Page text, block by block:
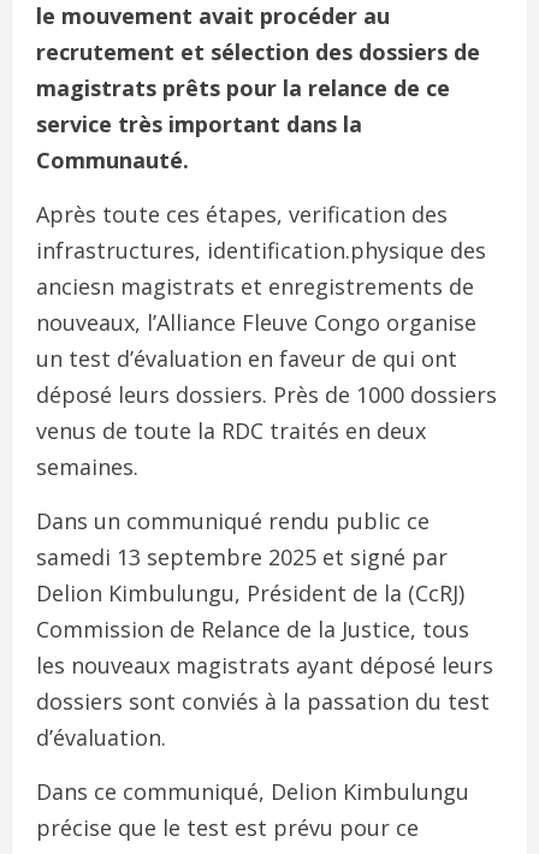
le mouvement avait procéder au
recrutement et sélection des dossiers de
magistrats prêts pour la relance de ce
service très important dans la
Communauté.
Après toute ces étapes, verification des
infrastructures, identification.physique des
anciesn magistrats et enregistrements de
nouveaux, l’Alliance Fleuve Congo organise
un test d’évaluation en faveur de qui ont
déposé leurs dossiers. Près de 1000 dossiers
venus de toute la RDC traités en deux
semaines.
Dans un communiqué rendu public ce
samedi 13 septembre 2025 et signé par
Delion Kimbulungu, Président de la (CcRJ)
Commission de Relance de la Justice, tous
les nouveaux magistrats ayant déposé leurs
dossiers sont conviés à la passation du test
d’évaluation.
Dans ce communiqué, Delion Kimbulungu
précise que le test est prévu pour ce